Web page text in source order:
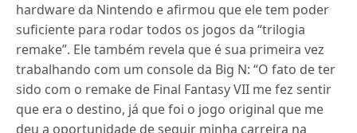
hardware da Nintendo e afirmou que ele tem poder
suficiente para rodar todos os jogos da “trilogia
remake”. Ele também revela que é sua primeira vez
trabalhando com um console da Big N: “O fato de ter
sido com o remake de Final Fantasy VII me fez sentir
que era o destino, já que foi o jogo original que me
deu a oportunidade de seguir minha carreira na